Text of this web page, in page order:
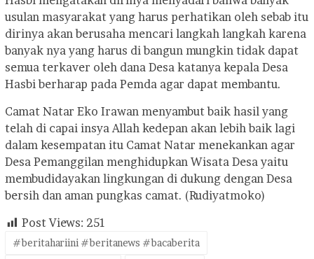
usulan masyarakat yang harus perhatikan oleh sebab itu
dirinya akan berusaha mencari langkah langkah karena
banyak nya yang harus di bangun mungkin tidak dapat
semua terkaver oleh dana Desa katanya kepala Desa
Hasbi berharap pada Pemda agar dapat membantu.
Camat Natar Eko Irawan menyambut baik hasil yang
telah di capai insya Allah kedepan akan lebih baik lagi
dalam kesempatan itu Camat Natar menekankan agar
Desa Pemanggilan menghidupkan Wisata Desa yaitu
membudidayakan lingkungan di dukung dengan Desa
bersih dan aman pungkas camat. (Rudiyatmoko)
Post Views: 251
#beritahariini #beritanews #bacaberita